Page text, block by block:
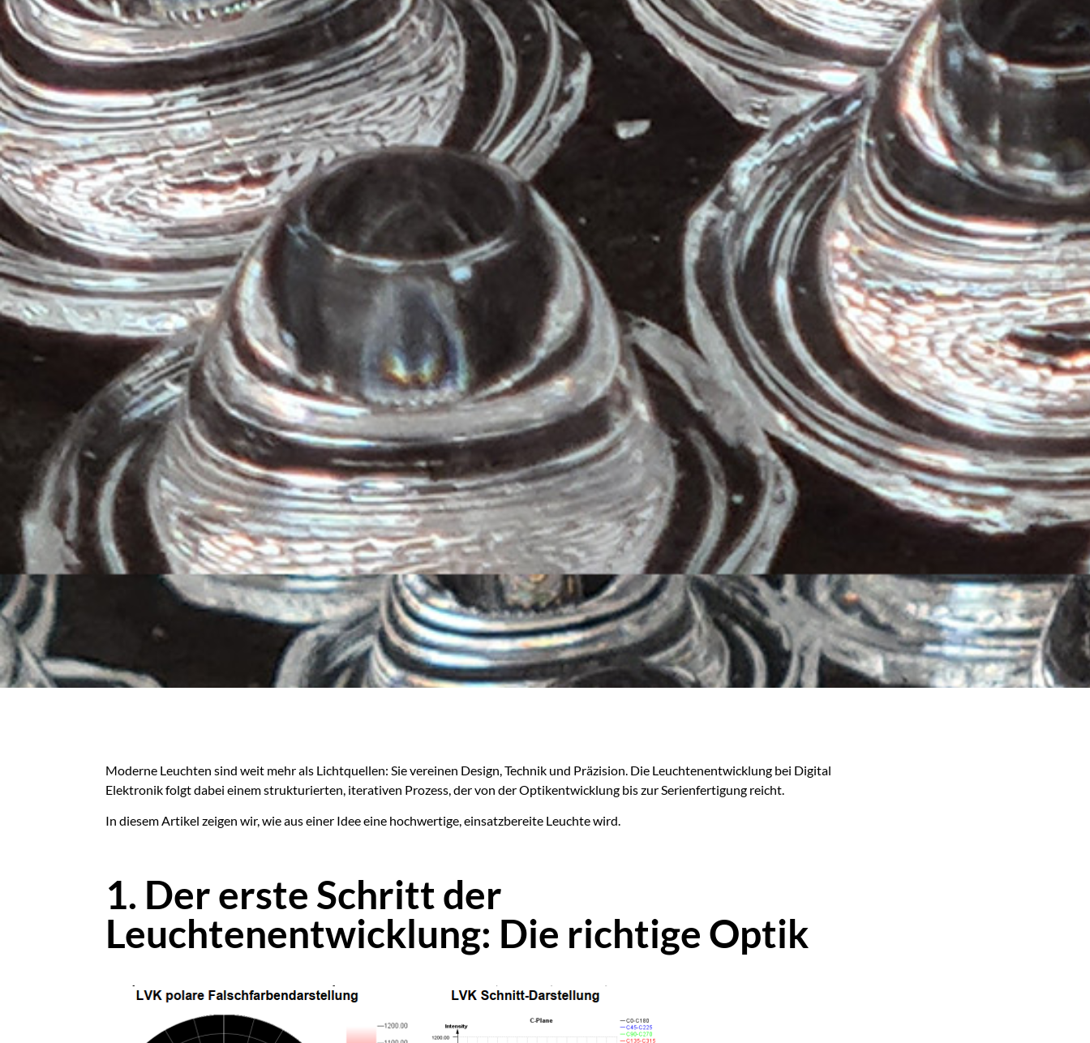
Moderne Leuchten sind weit mehr als Lichtquellen: Sie vereinen Design, Technik und Präzision. Die Leuchtenentwicklung bei Digital
Elektronik folgt dabei einem strukturierten, iterativen Prozess, der von der Optikentwicklung bis zur Serienfertigung reicht.
In diesem Artikel zeigen wir, wie aus einer Idee eine hochwertige, einsatzbereite Leuchte wird.
1. Der erste Schritt der
Leuchtenentwicklung: Die richtige Optik